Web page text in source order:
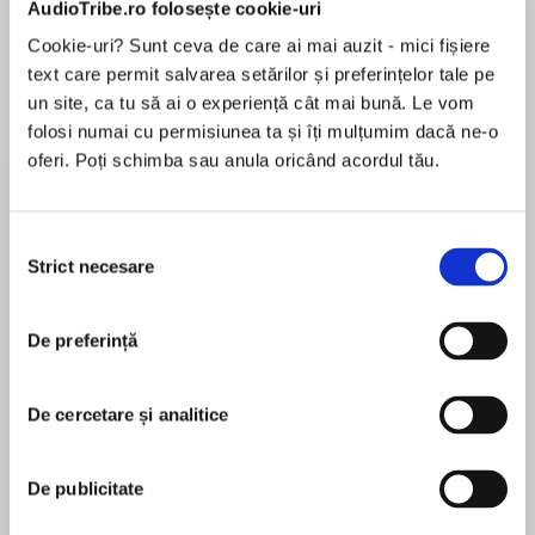
AudioTribe.ro folosește cookie-uri
Cookie-uri? Sunt ceva de care ai mai auzit - mici fișiere
text care permit salvarea setărilor și preferințelor tale pe
un site, ca tu să ai o experiență cât mai bună. Le vom
folosi numai cu permisiunea ta și îți mulțumim dacă ne-o
oferi. Poți schimba sau anula oricând acordul tău.
consimțământului
Strict necesare
De preferință
De cercetare și analitice
De publicitate
Desprecarte
“As gritty and hard-driving a thriller as you’ll
find….The action never stops, the language
relentlessly gripping classic noir is Detroit, the
author’s much-maligned hometown and the
acclaimed crime novels. The “Alexander the
Great of crime fiction” (Pittsburgh Post-
setting up a downtown showdown between the
pentru această carte
during his long career, including the
bestsellersRaylan,Tishomingo Blues,Be Cool,Get